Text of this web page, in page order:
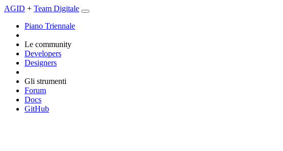
AGID + Team Digitale
Piano Triennale
Le community
Developers
Designers
Gli strumenti
Forum
Docs
GitHub